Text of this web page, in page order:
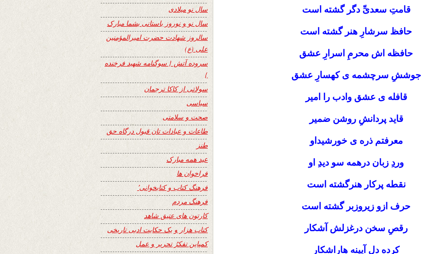
قامتِ سعدیِّ دگر گشته است
حافظ سرشارِ هنر گشته است
حافظه اش محرمِ اسرارِ عشق
جوششِ سرچشمه ی کهسارِ عشق
قافله ی عشق وادب را امیر
قاید پردانشِ روشن ضمیر
معرفتم ذره ی خورشیداو
وردِ زبان درهمه سو دیدِ او
نقطه پرکار هنرگشته است
حرف ازو زیروزبر گشته است
رقصِ سخن درغزلش آشکار
کرده دلِ آیینه هاراشکار
سال نو میلادی
سال نو و نوروز باستانی بشما مبارک
سالروز شهادت حضرت امیرالمؤمنین
علی (ع)
سروده آتش { سوگنامه شهید فرخنده
}
سولاتی از کاکا ترجمان
سیاسی
صحت و سلامتی
طاعات و عبادات تان قبول درگاه حق
طنز
عید همه مبارک
فراخوان ها
فرهنگ کتاب و کتابخوانی٬
فرهنگ مردم
کارتون های عتیق شاهد
کتاب هزار و یک حکایت ادبی تاریخی
کمپاین تفکرُ تحریر و عمل